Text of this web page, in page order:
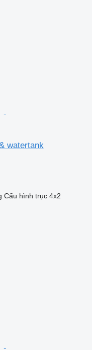
watertank
Cấu hình trục 4x2